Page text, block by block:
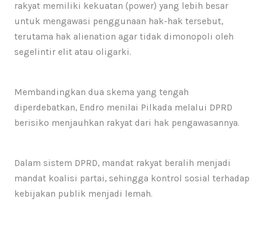
rakyat memiliki kekuatan (power) yang lebih besar
untuk mengawasi penggunaan hak-hak tersebut,
terutama hak alienation agar tidak dimonopoli oleh
segelintir elit atau oligarki.
​Membandingkan dua skema yang tengah
diperdebatkan, Endro menilai Pilkada melalui DPRD
berisiko menjauhkan rakyat dari hak pengawasannya.
Dalam sistem DPRD, mandat rakyat beralih menjadi
mandat koalisi partai, sehingga kontrol sosial terhadap
kebijakan publik menjadi lemah.